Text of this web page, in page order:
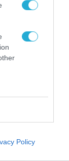
Policy